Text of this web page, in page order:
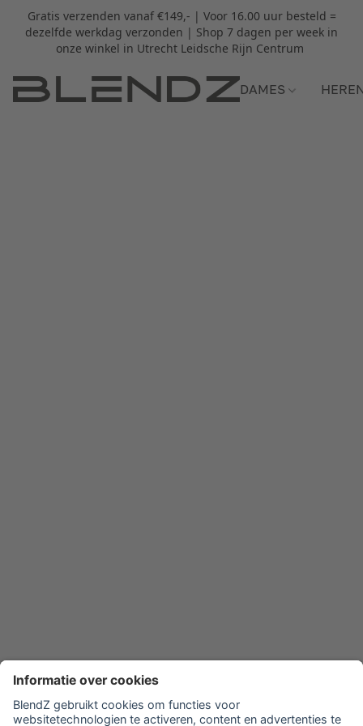
Gratis verzenden vanaf €149,- | Voor 16.00 uur besteld =
dezelfde werkdag verzonden | Shop 7 dagen per week in
onze winkel in Utrecht Leidsche Rijn Centrum
DAMES